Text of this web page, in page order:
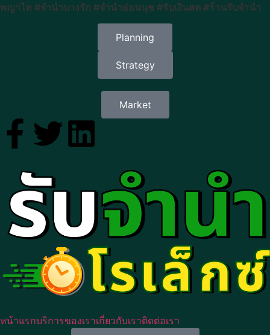
พญาไท #จำนำบางรัก #จำนำอ่อนนุช #รับเงินสด #ร้านรับจำนำ
Planning
Strategy
Market
หน้าแรกบริการของเราเกี่ยวกับเราติดต่อเรา